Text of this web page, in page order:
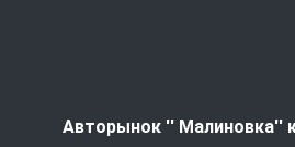
Авторынок '' Малиновка''